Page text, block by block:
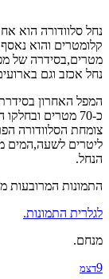
נחל סלוודורה הוא
מטרים,בסידרה של
נחל אכזב וגם
המפל האחרון
כ-70 מטרים
צומחת הסלוודורה
ליטרים לשעה,המים
הנחל.
התמונות המרובעות
לגלרית התמונות.
מנחם.
9דצמ